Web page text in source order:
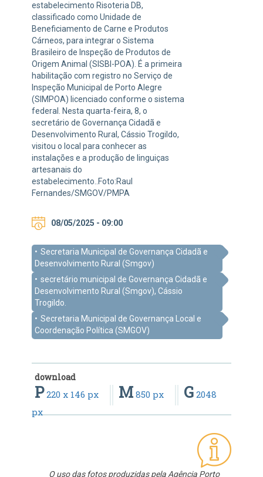
estabelecimento Risoteria DB,
classificado como Unidade de
Beneficiamento de Carne e Produtos
Cárneos, para integrar o Sistema
Brasileiro de Inspeção de Produtos de
Origem Animal (SISBI-POA). É a primeira
habilitação com registro no Serviço de
Inspeção Municipal de Porto Alegre
(SIMPOA) licenciado conforme o sistema
federal. Nesta quarta-feira, 8, o
secretário de Governança Cidadã e
Desenvolvimento Rural, Cássio Trogildo,
visitou o local para conhecer as
instalações e a produção de linguiças
artesanais do
estabelecimento..Foto:Raul
Fernandes/SMGOV/PMPA
08/05/2025 - 09:00
Secretaria Municipal de Governança Cidadã e
Desenvolvimento Rural (Smgov)
secretário municipal de Governança Cidadã e
Desenvolvimento Rural (Smgov), Cássio
Trogildo.
Secretaria Municipal de Governança Local e
Coordenação Política (SMGOV)
download
P220 x 146 px M 850 px G 2048
px
O uso das fotos produzidas pela Agência Porto